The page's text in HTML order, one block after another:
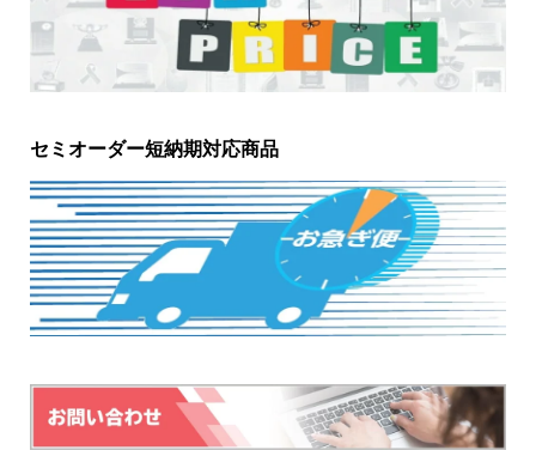
セミオーダー短納期対応商品